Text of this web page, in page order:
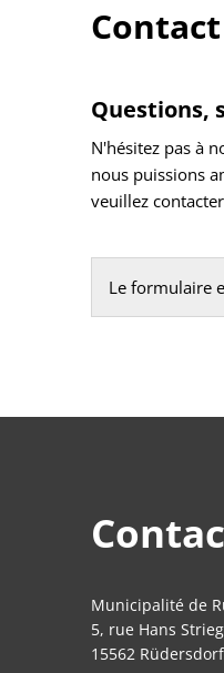
ContactContact
Questions,
N'hésitez pas à
nous puissions
veuillez
Le formulaire
Municipalité de
5, rue Hans
15562